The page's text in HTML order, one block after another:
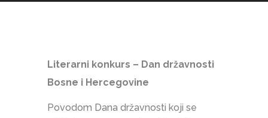
Literarni konkurs – Dan državnosti
Bosne i Hercegovine
Povodom Dana državnosti koji se